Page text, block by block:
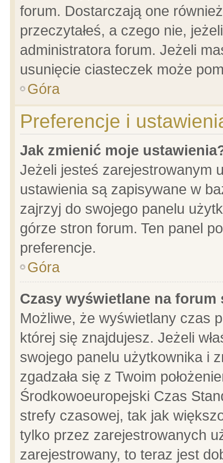
forum. Dostarczają one
przeczytałeś, a czego nie,
administratora forum. Jeżeli
usunięcie ciasteczek może
Góra
Preferencje i
Jak zmienić moje
Jeżeli jesteś zarejestrowanym
ustawienia są zapisywane w
zajrzyj do swojego panelu
górze stron forum. Ten panel
preferencje.
Góra
Czasy wyświetlane na forum
Możliwe, że wyświetlany czas
której się znajdujesz. Jeżeli
swojego panelu użytkownika i
zgadzała się z Twoim
Środkowoeuropejski Czas
strefy czasowej, tak jak
tylko przez zarejestrowanych
zarejestrowany, to teraz jest